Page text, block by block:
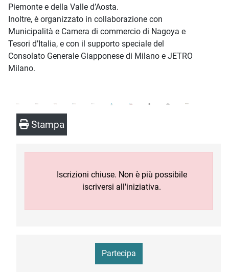
Piemonte e della Valle d’Aosta.
Inoltre, è organizzato in collaborazione con
Municipalità e Camera di commercio di Nagoya e
Tesori d’Italia, e con il supporto speciale del
Consolato Generale Giapponese di Milano e JETRO
Milano.
Stampa
Iscrizioni chiuse. Non è più possibile
iscriversi all'iniziativa.
Partecipa